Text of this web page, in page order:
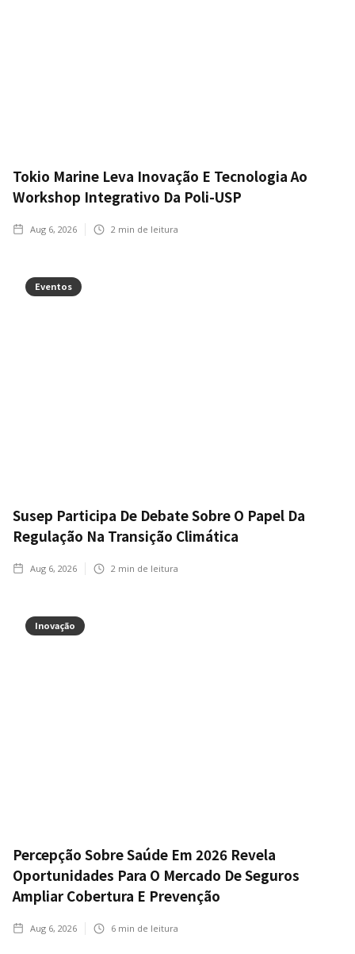
Tokio Marine Leva Inovação E Tecnologia Ao
Workshop Integrativo Da Poli-USP
Aug 6, 2026 2 min de leitura
Eventos
Susep Participa De Debate Sobre O Papel Da
Regulação Na Transição Climática
Aug 6, 2026 2 min de leitura
Inovação
Percepção Sobre Saúde Em 2026 Revela
Oportunidades Para O Mercado De Seguros
Ampliar Cobertura E Prevenção
Aug 6, 2026 6 min de leitura